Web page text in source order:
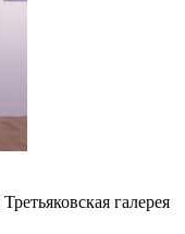
Третьяковская галерея